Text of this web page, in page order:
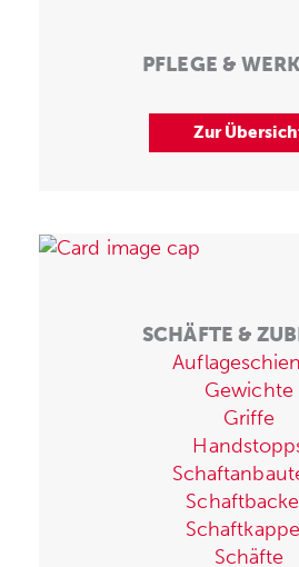
PFLEGE &
Zur
SCHÄFTE &
Gewichte
Griffe
Schäfte